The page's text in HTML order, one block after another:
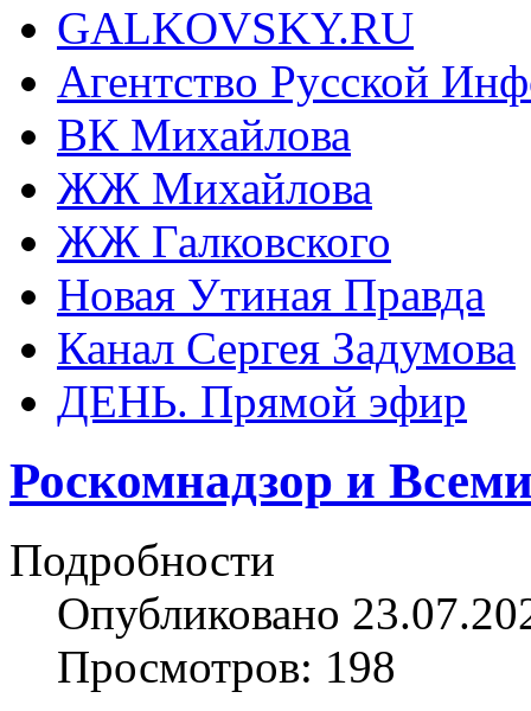
GALKOVSKY.RU
Агентство Русской
ВК Михайлова
ЖЖ Михайлова
ЖЖ Галковского
Новая Утиная Правда
Канал Сергея Задумова
ДЕНЬ. Прямой эфир
Роскомнадзор и
Подробности
Опубликовано
Просмотров: 198